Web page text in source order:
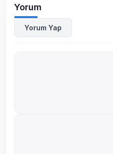
Yorum
Yorum Yap